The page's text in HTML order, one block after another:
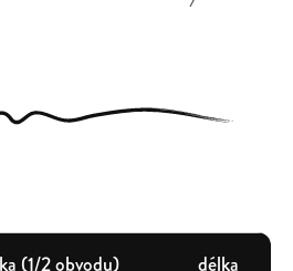
(1/2 obvodu) délka